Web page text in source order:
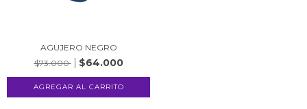
AGUJERO NEGRO
$73.000
$64.000